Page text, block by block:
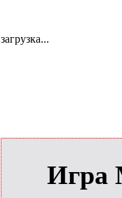
загрузка...
Игра